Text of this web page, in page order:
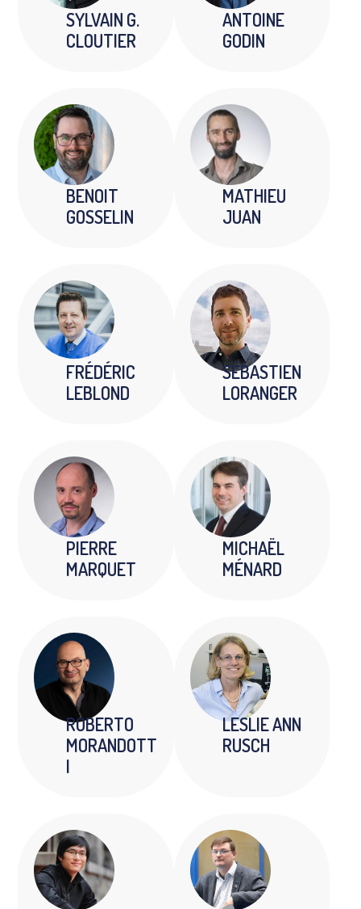
SYLVAIN G.
CLOUTIER
ANTOINE
GODIN
BENOIT
GOSSELIN
MATHIEU
JUAN
FRÉDÉRIC
LEBLOND
SÉBASTIEN
LORANGER
PIERRE
MARQUET
MICHAËL
MÉNARD
ROBERTO
MORANDOTT
I
LESLIE ANN
RUSCH